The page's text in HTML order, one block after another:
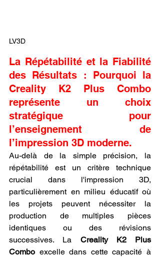
LV3D
La Répétabilité et la Fiabilité
des Résultats : Pourquoi la
Creality K2 Plus Combo
représente un choix
stratégique pour
l’enseignement de
l’impression 3D moderne.
Au-delà de la simple précision, la
répétabilité est un critère technique
crucial dans l'impression 3D,
particulièrement en milieu éducatif où
les projets peuvent nécessiter la
production de multiples pièces
identiques ou des révisions
successives. La Creality K2 Plus
Combo excelle dans cette capacité à